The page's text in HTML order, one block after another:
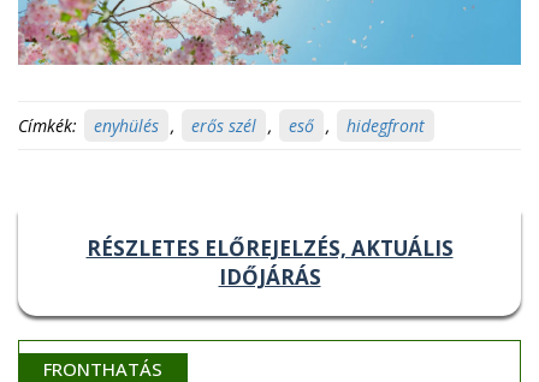
Címkék: enyhülés , erős szél , eső , hidegfront
RÉSZLETES ELŐREJELZÉS, AKTUÁLIS
IDŐJÁRÁS
FRONTHATÁS